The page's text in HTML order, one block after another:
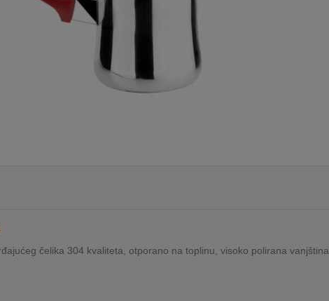
čelika 304 kvaliteta, otporano na toplinu, visoko polirana vanjština,